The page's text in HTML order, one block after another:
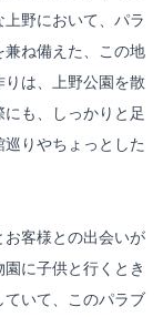
野において、パラ
ね備えた、この地
は、上野公園を散
も、しっかりと足
りやちょっとした
お客様との出会いが
に子供と行くとき
いて、このパラブ